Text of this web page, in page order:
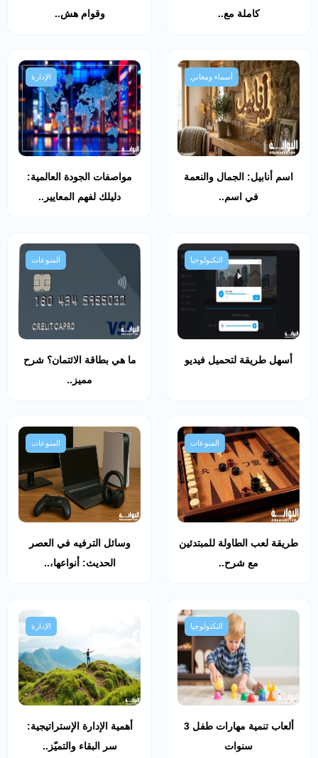
كاملة مع..
وقوام هش..
أسماء ومعاني
اسم أنابيل: الجمال والنعمة
في اسم..
الإدارة
مواصفات الجودة العالمية:
دليلك لفهم المعايير..
التكنولوجيا
أسهل طريقة لتحميل فيديو
المنوعات
ما هي بطاقة الائتمان؟ شرح
مميز..
المنوعات
طريقة لعب الطاولة للمبتدئين
مع شرح..
المنوعات
وسائل الترفيه في العصر
الحديث: أنواعها،..
التكنولوجيا
ألعاب تنمية مهارات طفل 3
سنوات
الإدارة
أهمية الإدارة الإستراتيجية:
سر البقاء والتميّز..